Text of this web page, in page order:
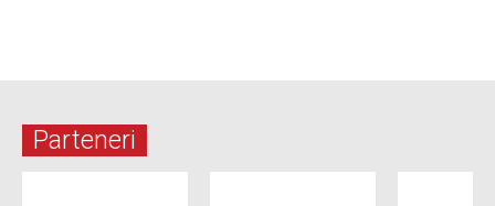
Parteneri